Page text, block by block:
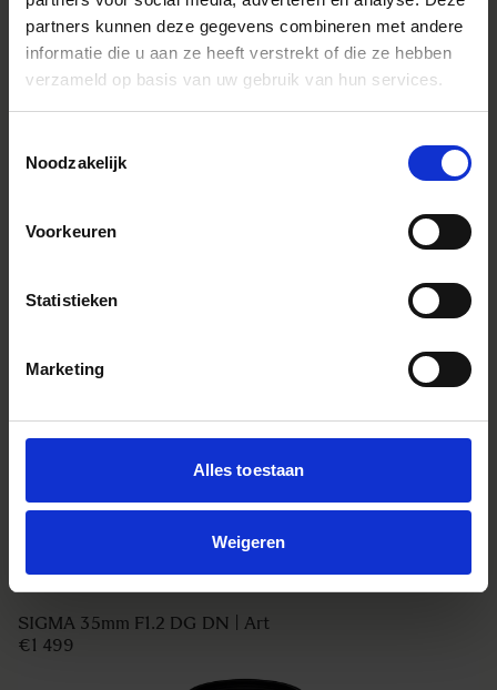
partners kunnen deze gegevens combineren met andere
informatie die u aan ze heeft verstrekt of die ze hebben
verzameld op basis van uw gebruik van hun services.
Noodzakelijk
Voorkeuren
Statistieken
Marketing
Alles toestaan
Weigeren
EQUIPMENT USED
SIGMA 35mm F1.2 DG DN | Art
€1 499